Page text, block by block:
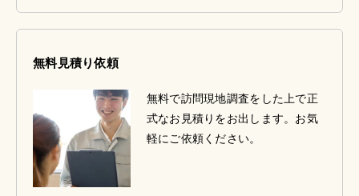
無料見積り依頼
無料で訪問現地調査をした上で正
式なお見積りをお出します。お気
軽にご依頼ください。